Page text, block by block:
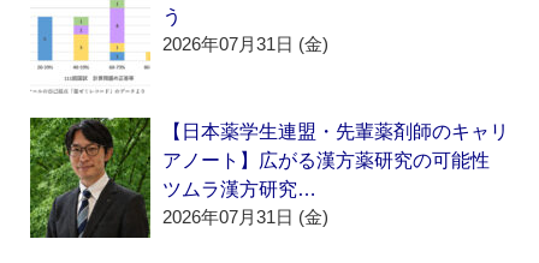
う
2026年07月31日 (金)
【日本薬学生連盟・先輩薬剤師のキャリ
アノート】広がる漢方薬研究の可能性
ツムラ漢方研究…
2026年07月31日 (金)